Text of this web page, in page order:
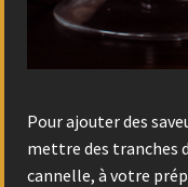
Pour ajouter des
mettre des tranches
cannelle, à votre